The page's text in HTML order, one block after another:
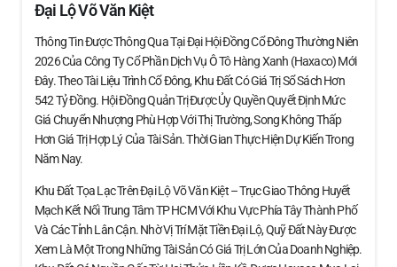
Đại Lộ Võ Văn Kiệt
Thông Tin Được Thông Qua Tại Đại Hội Đồng Cổ Đông Thường Niên
2026 Của Công Ty Cổ Phần Dịch Vụ Ô Tô Hàng Xanh (Haxaco) Mới
Đây. Theo Tài Liệu Trình Cổ Đông, Khu Đất Có Giá Trị Sổ Sách Hơn
542 Tỷ Đồng. Hội Đồng Quản Trị Được Ủy Quyền Quyết Định Mức
Giá Chuyển Nhượng Phù Hợp Với Thị Trường, Song Không Thấp
Hơn Giá Trị Hợp Lý Của Tài Sản. Thời Gian Thực Hiện Dự Kiến Trong
Năm Nay.
Khu Đất Tọa Lạc Trên Đại Lộ Võ Văn Kiệt – Trục Giao Thông Huyết
Mạch Kết Nối Trung Tâm TP HCM Với Khu Vực Phía Tây Thành Phố
Và Các Tỉnh Lân Cận. Nhờ Vị Trí Mặt Tiền Đại Lộ, Quỹ Đất Này Được
Xem Là Một Trong Những Tài Sản Có Giá Trị Lớn Của Doanh Nghiệp.